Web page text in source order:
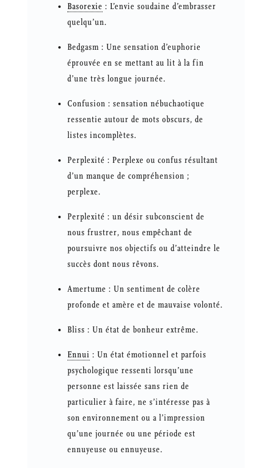
Basorexie : L’envie soudaine d’embrasser
quelqu’un.
Bedgasm : Une sensation d’euphorie
éprouvée en se mettant au lit à la fin
d’une très longue journée.
Confusion : sensation nébuchaotique
ressentie autour de mots obscurs, de
listes incomplètes.
Perplexité : Perplexe ou confus résultant
d’un manque de compréhension ;
perplexe.
Perplexité : un désir subconscient de
nous frustrer, nous empêchant de
poursuivre nos objectifs ou d’atteindre le
succès dont nous rêvons.
Amertume : Un sentiment de colère
profonde et amère et de mauvaise volonté.
Bliss : Un état de bonheur extrême.
Ennui : Un état émotionnel et parfois
psychologique ressenti lorsqu’une
personne est laissée sans rien de
particulier à faire, ne s’intéresse pas à
son environnement ou a l’impression
qu’une journée ou une période est
ennuyeuse ou ennuyeuse.